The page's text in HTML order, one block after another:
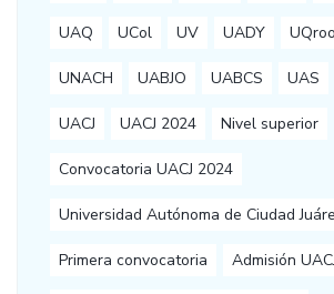
UAQ UCol UV UADY UQroo
UNACH UABJO UABCS UAS
UACJ UACJ 2024 Nivel superior
Convocatoria UACJ 2024
Universidad Autónoma de Ciudad
Primera convocatoria Admisión